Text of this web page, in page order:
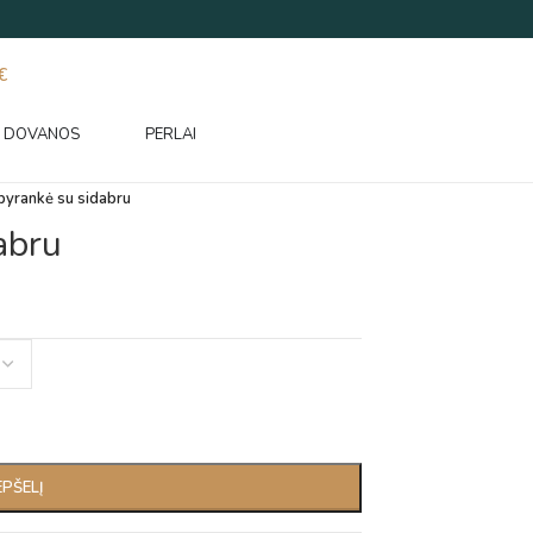
DOVANOS PERLAI
su sidabru